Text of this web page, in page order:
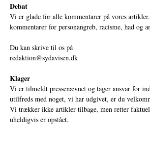
Debat
Vi er glade for alle kommentarer på vores
kommentarer for personangreb, racisme, had og
Du kan skrive til os på
redaktion@sydavisen.dk
Klager
Vi er tilmeldt pressenævnet og tager ansvar for
utilfreds med noget, vi har udgivet, er du
Vi trækker ikke artikler tilbage, men retter
uheldigvis er opstået.